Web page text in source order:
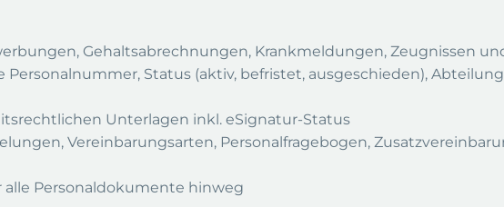
Gehaltsabrechnungen, Krankmeldungen, Zeugnissen
Status (aktiv, befristet, ausgeschieden),
Unterlagen inkl. eSignatur-Status
Vereinbarungsarten, Personalfragebogen,
Personaldokumente hinweg